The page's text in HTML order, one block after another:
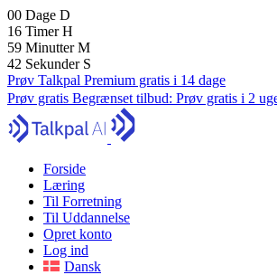
00 Dage D
16 TimerH
59 MinutterM
41 Sekunder S
Prøv Talkpal Premium gratis i 14 dage
Prøv gratis Begrænset tilbud: Prøv gratis i 2
Forside
Læring
Til Forretning
Til Uddannelse
Opret konto
Log ind
Dansk